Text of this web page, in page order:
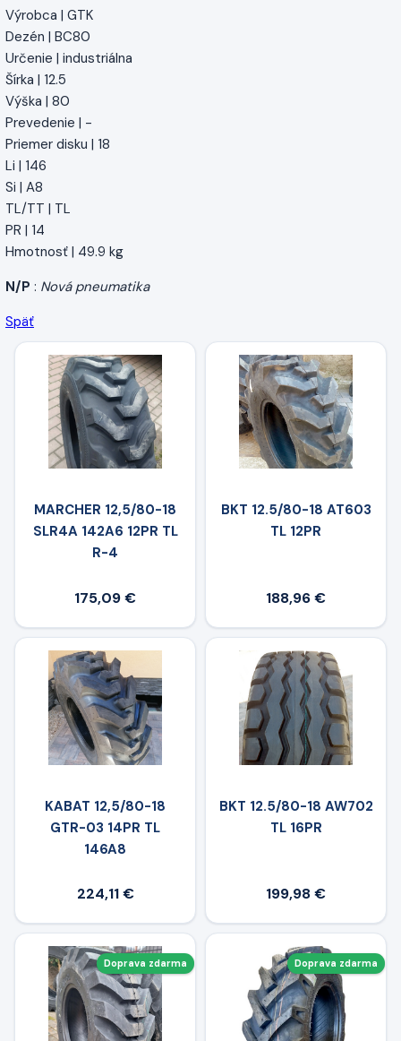
Výrobca | GTK
Dezén | BC80
Určenie | industriálna
Šírka | 12.5
Výška | 80
Prevedenie | -
Priemer disku | 18
Li | 146
Si | A8
TL/TT | TL
PR | 14
Hmotnosť | 49.9 kg
N/P : Nová pneumatika
Späť
MARCHER 12,5/80-18
SLR4A 142A6 12PR TL
R-4
175,09 €
BKT 12.5/80-18 AT603
TL 12PR
188,96 €
KABAT 12,5/80-18
GTR-03 14PR TL
146A8
224,11 €
BKT 12.5/80-18 AW702
TL 16PR
199,98 €
Doprava zdarma Doprava zdarma